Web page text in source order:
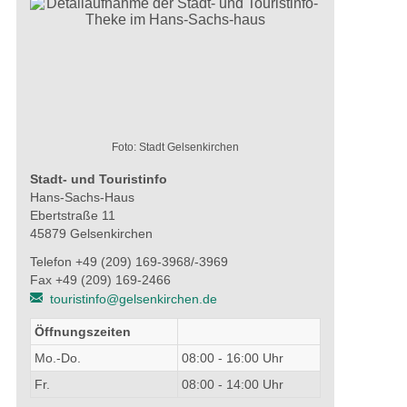
Foto: Stadt Gelsenkirchen
Stadt- und Touristinfo
Hans-Sachs-Haus
Ebertstraße 11
45879 Gelsenkirchen
Telefon +49 (209) 169-3968/-3969
Fax +49 (209) 169-2466
touristinfo@gelsenkirchen.de
Öffnungszeiten
Mo.-Do.
08:00 - 16:00 Uhr
Fr.
08:00 - 14:00 Uhr